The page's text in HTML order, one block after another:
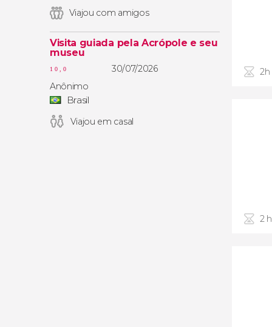
Viajou com amigos
Visita guiada pela Acrópole e seu
museu
10,0
30/07/2026
Anônimo
Brasil
Viajou em casal
2